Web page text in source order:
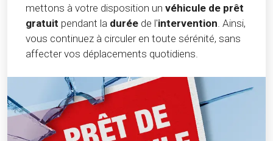
mettons à votre disposition un véhicule de prêt
gratuit pendant la durée de l'intervention. Ainsi,
vous continuez à circuler en toute sérénité, sans
affecter vos déplacements quotidiens.